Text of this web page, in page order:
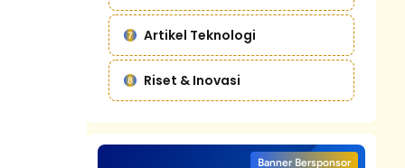
Artikel Teknologi
Riset & Inovasi
Banner Bersponsor